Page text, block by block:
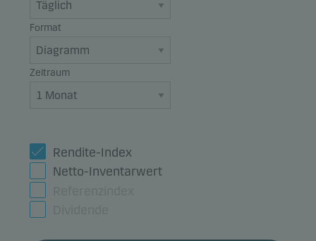
Format
Zeitraum
Rendite-Index
Netto-Inventarwert